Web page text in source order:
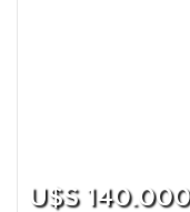
U$S 140.000